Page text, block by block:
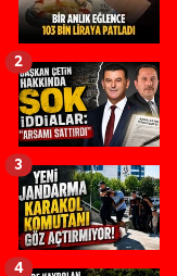
2
3
4